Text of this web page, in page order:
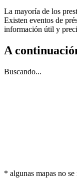
La mayoría de los
Existen eventos de
información útil y
A
Buscando...
* algunas mapas no